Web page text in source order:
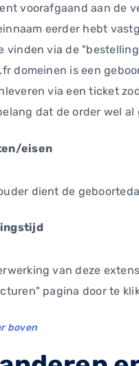
voorafgaand aan de
eerder hebt
vinden via de
domeinen is een
via een ticket
dat de order wel al
eisen
dient de
van deze
pagina door te
boven